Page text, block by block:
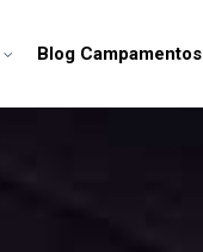
Blog Campamentos